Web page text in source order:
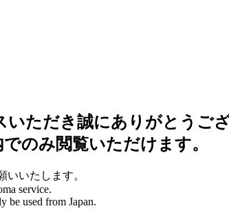
ただき誠にありがとうござ
のみ閲覧いただけます。
いいたします。
service.
be used from Japan.